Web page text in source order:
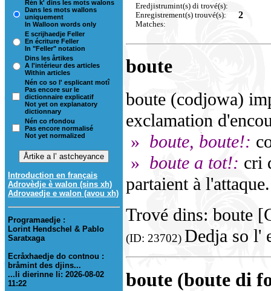
Rén k' dins les mots walons
Dans les mots wallons
uniquement
In Walloon words only
E scrijhaedje Feller
En écriture Feller
In "Feller" notation
Dins les årtikes
A l'intérieur des articles
Within articles
Nén co so l' esplicant motî
Pas encore sur le
dictionnaire explicatif
Not yet on explanatory
dictionnary
Nén co rfondou
Pas encore normalisé
Not yet normalized
Introduction en français
Adrovèdje è walon (sins xh)
Adrovaedje e walon (avou xh)
Programaedje :
Lorint Hendschel & Pablo
Saratxaga
Ecråxhaedje do contnou :
bråmint des djins...
...li dierinne li: 2026-08-02
11:22
Eredjistrumint(s) di trové(s):
Enregistrement(s) trouvé(s):
Matches:
2
boute
boute (codjowa)
exclamation
» boute, boute!:
» boute a tot!: cri
partaient à l'attaque.
Trové dins: boute
(ID: 23702) Dedja so l'
boute (boute di